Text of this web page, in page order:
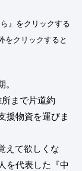
』をクリックする
をクリックすると
まで片道約
援物資を運びま
えて欲しくな
を代表した『中